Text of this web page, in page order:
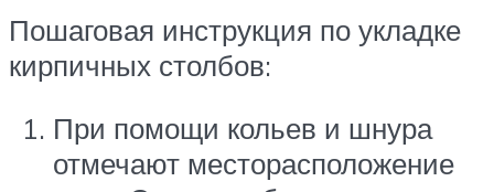
Пошаговая инструкция по укладке
кирпичных столбов:
При помощи кольев и шнура
отмечают месторасположение